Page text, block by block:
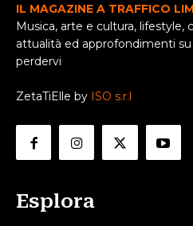
IL MAGAZINE A TRAFFICO
Musica, arte e cultura, lifestyle,
attualità ed approfondimenti
perdervi
ZetaTiElle by ISO s.r.l
Esplora